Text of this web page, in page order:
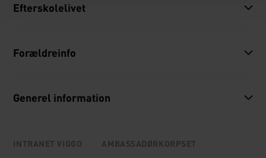
Efterskolelivet
Forældreinfo
Generel information
INTRANET VIGGO
AMBASSADØRKORPSET